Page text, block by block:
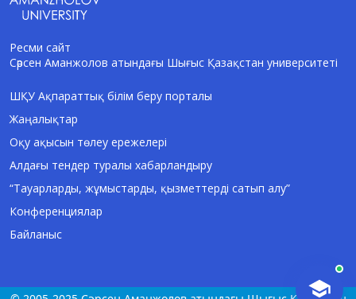
Ресми сайт
Сәрсен Аманжолов атындағы Шығыс Қазақстан университеті
ШҚУ Ақпараттық білім беру порталы
Жаңалықтар
Оқу ақысын төлеу ережелері
Алдағы тендер туралы хабарландыру
“Тауарларды, жұмыстарды, қызметтерді сатып алу”
Конференциялар
Байланыс
AI-Talapker
Сәлем! Мен AI-Talapker — Сәрсен
Аманжолов атындағы Шығыс Қазақстан
университеті (ШҚУ) көмекшісімін.
Бакалавриат, магистратура, докторантура